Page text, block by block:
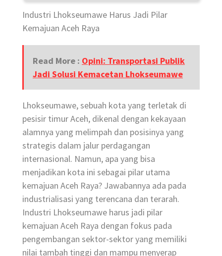
Industri Lhokseumawe Harus Jadi Pilar
Kemajuan Aceh Raya
Read More : Opini: Transportasi Publik
Jadi Solusi Kemacetan Lhokseumawe
Lhokseumawe, sebuah kota yang terletak di
pesisir timur Aceh, dikenal dengan kekayaan
alamnya yang melimpah dan posisinya yang
strategis dalam jalur perdagangan
internasional. Namun, apa yang bisa
menjadikan kota ini sebagai pilar utama
kemajuan Aceh Raya? Jawabannya ada pada
industrialisasi yang terencana dan terarah.
Industri Lhokseumawe harus jadi pilar
kemajuan Aceh Raya dengan fokus pada
pengembangan sektor-sektor yang memiliki
nilai tambah tinggi dan mampu menyerap